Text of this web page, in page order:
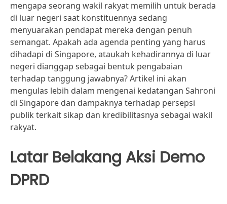
mengapa seorang wakil rakyat memilih untuk berada
di luar negeri saat konstituennya sedang
menyuarakan pendapat mereka dengan penuh
semangat. Apakah ada agenda penting yang harus
dihadapi di Singapore, ataukah kehadirannya di luar
negeri dianggap sebagai bentuk pengabaian
terhadap tanggung jawabnya? Artikel ini akan
mengulas lebih dalam mengenai kedatangan Sahroni
di Singapore dan dampaknya terhadap persepsi
publik terkait sikap dan kredibilitasnya sebagai wakil
rakyat.
Latar Belakang Aksi Demo
DPRD